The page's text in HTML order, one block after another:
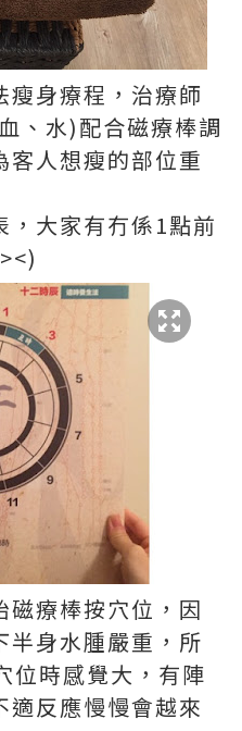
瘦身療程，治療師
、水)配合磁療棒調
客人想瘦的部位重
，大家有冇係1點前
磁療棒按穴位，因
半身水腫嚴重，所
位時感覺大，有陣
適反應慢慢會越來